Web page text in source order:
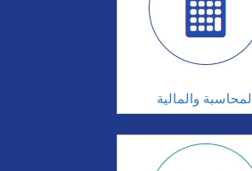
المحاسبة والمالية